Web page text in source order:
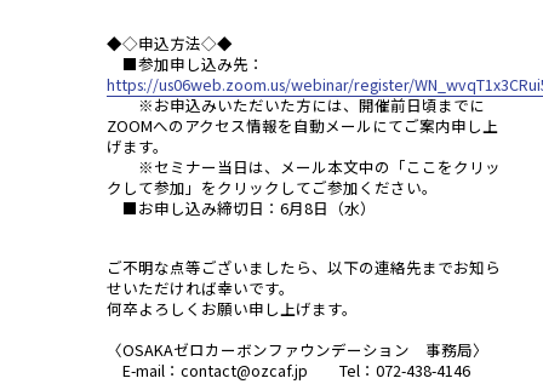
◆◇申込方法◇◆
■参加申し込み先：
https://us06web.zoom.us/webinar/register/
※お申込みいただいた方には、開催前日頃までに
ZOOMへのアクセス情報を自動メールにてご案内申し上
げます。
※セミナー当日は、メール本文中の「ここをクリッ
クして参加」をクリックしてご参加ください。
■お申し込み締切日：6月8日（水）
ご不明な点等ございましたら、以下の連絡先までお知ら
せいただければ幸いです。
何卒よろしくお願い申し上げます。
〈OSAKAゼロカーボンファウンデーション 事務局〉
E-mail：contact@ozcaf.jp Tel：072-438-4146